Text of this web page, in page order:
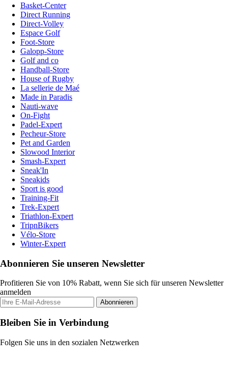
Basket-Center
Direct Running
Direct-Volley
Espace Golf
Foot-Store
Galopp-Store
Golf and co
Handball-Store
House of Rugby
La sellerie de Maé
Made in Paradis
Nauti-wave
On-Fight
Padel-Expert
Pecheur-Store
Pet and Garden
Slowood Interior
Smash-Expert
Sneak'In
Sneakids
Sport is good
Training-Fit
Trek-Expert
Triathlon-Expert
TripnBikers
Vélo-Store
Winter-Expert
Abonnieren Sie unseren Newsletter
Profitieren Sie von 10% Rabatt, wenn Sie sich für unseren Newsletter
anmelden
Abonnieren
Bleiben Sie in Verbindung
Folgen Sie uns in den sozialen Netzwerken